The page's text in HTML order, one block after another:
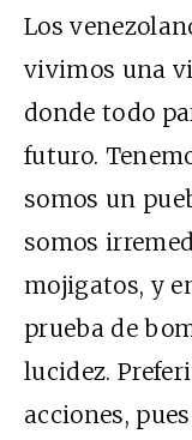
Los
vivimos una
donde todo
futuro.
somos un
somos
mojigatos, y
prueba de
lucidez.
acciones,